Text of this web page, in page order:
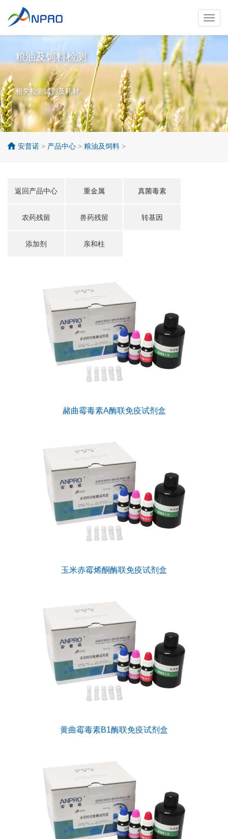
粮油及饲料检测
相关检测试剂及耗材...
安普诺 > 产品中心 > 粮油及饲料 >
返回产品中心 重金属 真菌毒素
农药残留 兽药残留 转基因
添加剂 亲和柱
赭曲霉毒素A酶联免疫试剂盒
玉米赤霉烯酮酶联免疫试剂盒
黄曲霉毒素B1酶联免疫试剂盒